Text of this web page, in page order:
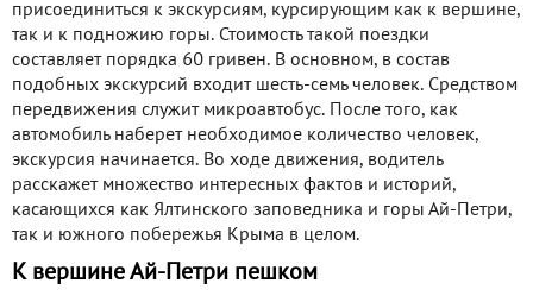
присоединиться к экскурсиям, курсирующим как к вершине,
так и к подножию горы. Стоимость такой поездки
составляет порядка 60 гривен. В основном, в состав
подобных экскурсий входит шесть-семь человек. Средством
передвижения служит микроавтобус. После того, как
автомобиль наберет необходимое количество человек,
экскурсия начинается. Во ходе движения, водитель
расскажет множество интересных фактов и историй,
касающихся как Ялтинского заповедника и горы Ай-Петри,
так и южного побережья Крыма в целом.
К вершине Ай-Петри пешком